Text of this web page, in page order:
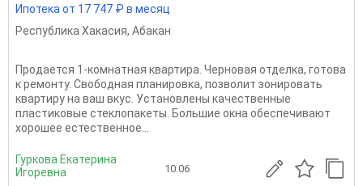
Ипотека от 17 747 ₽ в месяц
Республика Хакасия, Абакан
Продается 1-комнатная квартира. Черновая отделка, готова
к ремонту. Свободная планировка, позволит зонировать
квартиру на ваш вкус. Установлены качественные
пластиковые стеклопакеты. Большие окна обеспечивают
хорошее естественное...
Гуркова Екатерина
Игоревна
10.06